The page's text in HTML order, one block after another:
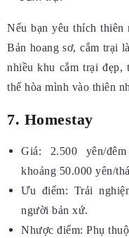
Nếu bạn yêu thích thiên
Bản hoang sơ, cắm trại
nhiều khu cắm trại
thể hòa mình vào thiên
7. Homestay
Giá: 2.500 yên/
khoảng 50.000 yên/
Ưu điểm: Trải
người bản xứ.
Nhược điểm: Phụ